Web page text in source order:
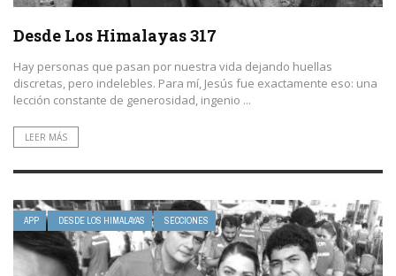
Desde Los Himalayas 317
Hay personas que pasan por nuestra vida dejando huellas
discretas, pero indelebles. Para mí, Jesús fue exactamente eso: una
lección constante de generosidad, ingenio ...
LEER MÁS
APP DESDE LOS HIMALAYAS SECCIONES